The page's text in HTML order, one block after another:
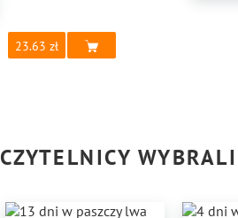
23.63
CZYTELNICY